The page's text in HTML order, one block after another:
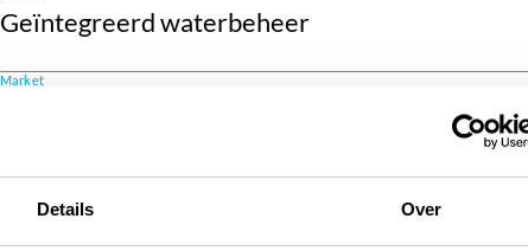
Details Over
Geïntegreerd waterbeheer
Market
Geomatica